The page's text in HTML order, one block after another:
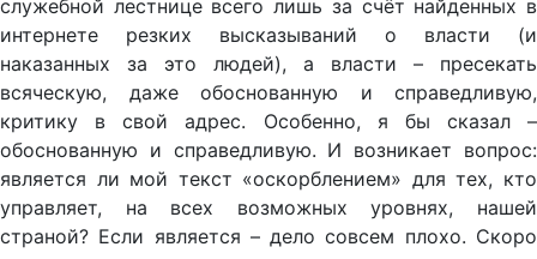
служебной лестнице всего лишь за счёт найденных в
интернете резких высказываний о власти (и
наказанных за это людей), а власти – пресекать
всяческую, даже обоснованную и справедливую,
критику в свой адрес. Особенно, я бы сказал –
обоснованную и справедливую. И возникает вопрос:
является ли мой текст «оскорблением» для тех, кто
управляет, на всех возможных уровнях, нашей
страной? Если является – дело совсем плохо. Скоро